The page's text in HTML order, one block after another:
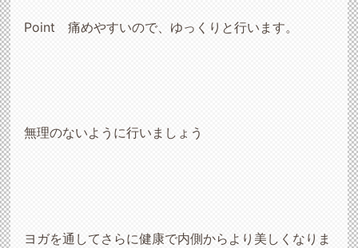
Point 痛めやすいので、ゆっくりと行います。
無理のないように行いましょう
ヨガを通してさらに健康で内側からより美しくなりま